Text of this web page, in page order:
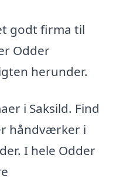
godt firma til
Odder
herunder.
i Saksild. Find
håndværker i
I hele Odder